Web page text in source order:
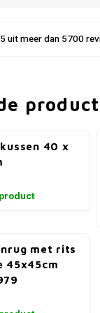
uit meer dan 5700
40 x
met rits
45x45cm